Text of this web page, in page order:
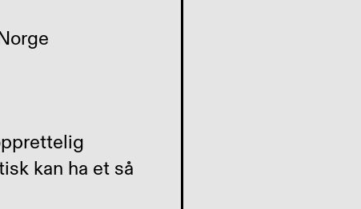
kan ha et så